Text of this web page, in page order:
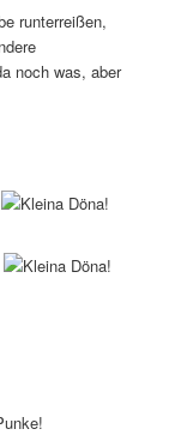
runterreißen,
noch was, aber